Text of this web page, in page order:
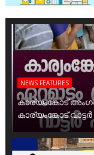
NEWS FEATURES
കാര്യംങ്കോട്
കാര്യംങ്കോട്